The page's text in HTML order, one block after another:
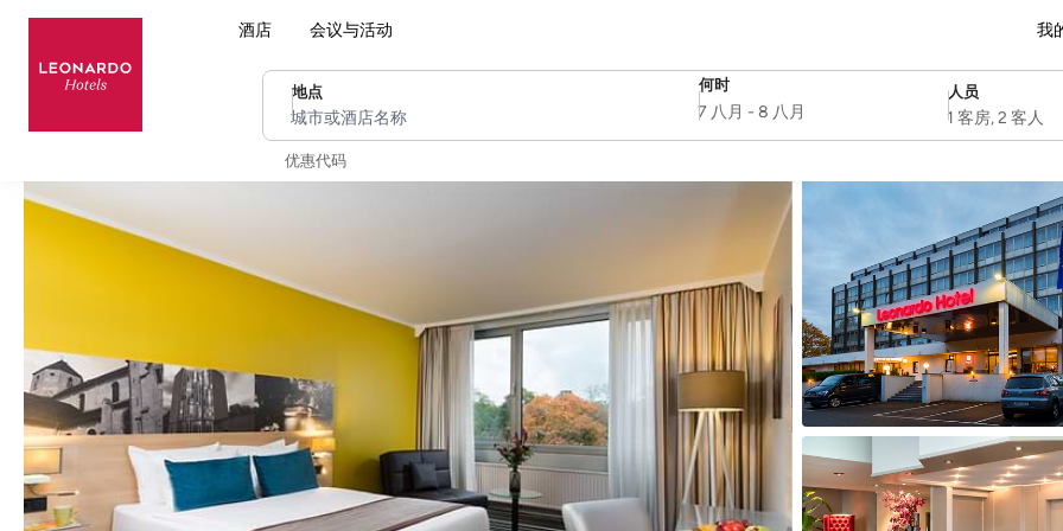
酒店 会议与活动 我
地点
城市或酒店名称
何时
SelectDate
7 八月 - 8 八月
人员
Username
1 客房, 2 客人
优惠代码